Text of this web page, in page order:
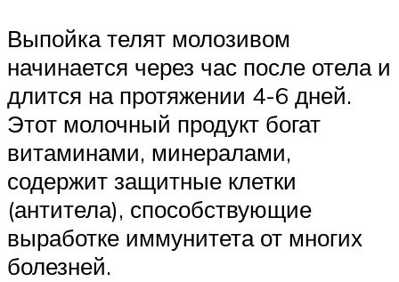
Выпойка телят молозивом
начинается через час после отела и
длится на протяжении 4-6 дней.
Этот молочный продукт богат
витаминами, минералами,
содержит защитные клетки
(антитела), способствующие
выработке иммунитета от многих
болезней.